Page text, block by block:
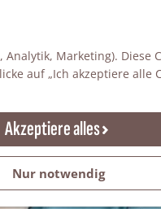
Marketing). Diese
auf „Ich akzeptiere alle
Akzeptiere alles
Nur notwendig